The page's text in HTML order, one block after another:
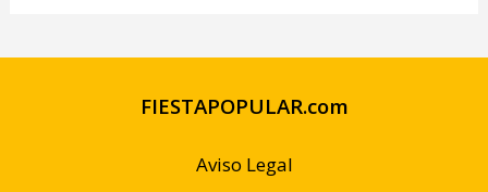
FIESTAPOPULAR.com
Aviso Legal